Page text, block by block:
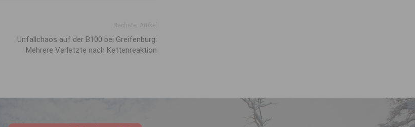
Unfallchaos auf der B100 bei Greifenburg:
Mehrere Verletzte nach Kettenreaktion